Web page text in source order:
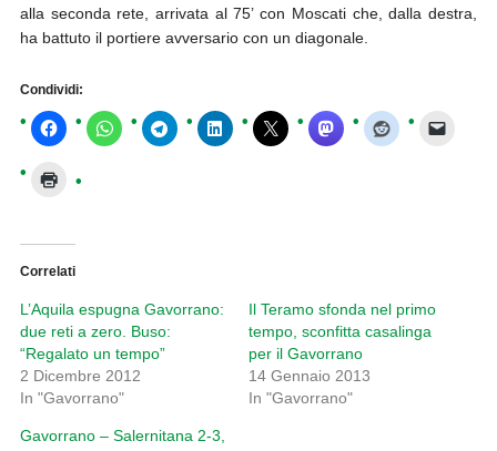
alla seconda rete, arrivata al 75’ con Moscati che, dalla destra,
ha battuto il portiere avversario con un diagonale.
Condividi:
Correlati
L’Aquila espugna Gavorrano:
due reti a zero. Buso:
“Regalato un tempo”
2 Dicembre 2012
In "Gavorrano"
Il Teramo sfonda nel primo
tempo, sconfitta casalinga
per il Gavorrano
14 Gennaio 2013
In "Gavorrano"
Gavorrano – Salernitana 2-3,